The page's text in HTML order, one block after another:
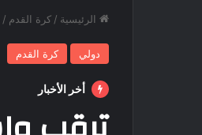
الرئيسية / كرة القدم /
دولي كرة القدم
أخر الأخبار